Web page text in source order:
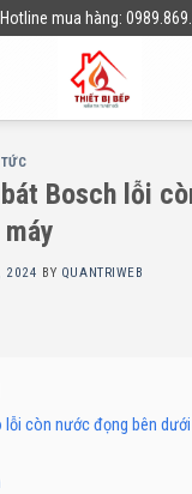
mua hàng:
Bosch lỗi
2024 BY QUANTRIWEB
lỗi còn nước đọng bên